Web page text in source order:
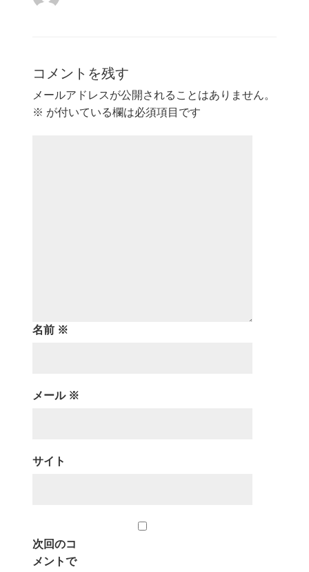
コメントを残す
メールアドレスが公開されることはありません。
※ が付いている欄は必須項目です
名前 ※
メール ※
サイト
次回のコ
メントで